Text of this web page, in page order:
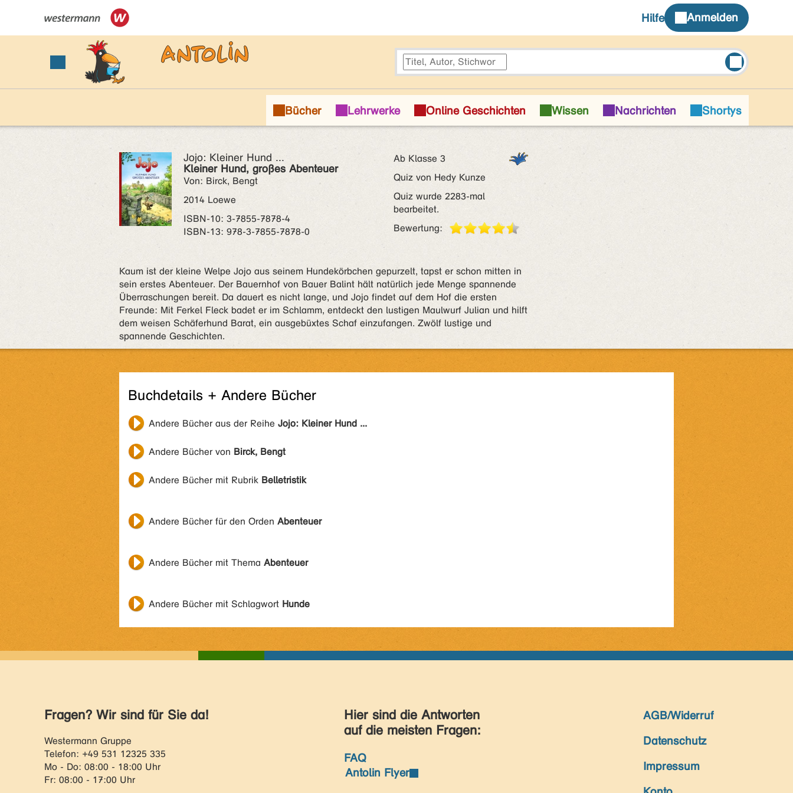
Jojo: Kleiner Hund ...
Kleiner Hund, großes Abenteuer
Von: Birck, Bengt
2014 Loewe
ISBN‑10: 3-7855-7878-4
ISBN‑13: 978-3-7855-7878-0
Ab Klasse 3
Quiz von Hedy Kunze
Quiz wurde 2283-mal
bearbeitet.
Bewertung:
Kaum ist der kleine Welpe Jojo aus seinem Hundekörbchen gepurzelt, tapst er schon mitten in
sein erstes Abenteuer. Der Bauernhof von Bauer Balint hält natürlich jede Menge spannende
Überraschungen bereit. Da dauert es nicht lange, und Jojo findet auf dem Hof die ersten
Freunde: Mit Ferkel Fleck badet er im Schlamm, entdeckt den lustigen Maulwurf Julian und hilft
dem weisen Schäferhund Barat, ein ausgebüxtes Schaf einzufangen. Zwölf lustige und
spannende Geschichten.
Buchdetails + Andere Bücher
Andere Bücher aus der Reihe Jojo: Kleiner Hund ...
Andere Bücher von Birck, Bengt
Andere Bücher mit Rubrik Belletristik
Andere Bücher für den Orden Abenteuer
Andere Bücher mit Thema Abenteuer
Andere Bücher mit Schlagwort Hunde